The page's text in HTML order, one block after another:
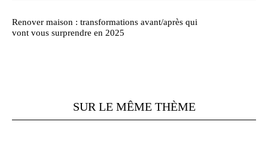
Renover maison : transformations avant/après qui
vont vous surprendre en 2025
SUR LE MÊME THÈME